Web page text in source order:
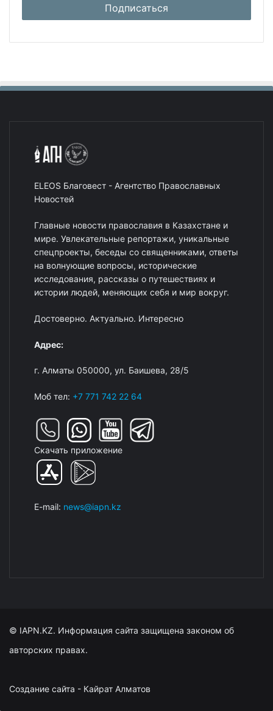
ELEOS Благовест - Агентство Православных
Новостей
Главные новости православия в Казахстане и
мире. Увлекательные репортажи, уникальные
спецпроекты, беседы со священниками, ответы
на волнующие вопросы, исторические
исследования, рассказы о путешествиях и
истории людей, меняющих себя и мир вокруг.
Достоверно. Актуально. Интересно
Адрес:
г. Алматы 050000, ул. Баишева, 28/5
Моб тел: +7 771 742 22 64
Скачать приложение
E-mail: news@iapn.kz
© IAPN.KZ. Информация сайта защищена законом об
авторских правах.
Создание сайта - Кайрат Алматов